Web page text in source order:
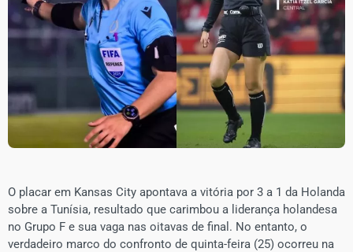
​O placar em Kansas City apontava a vitória por 3 a 1 da Holanda
sobre a Tunísia, resultado que carimbou a liderança holandesa
no Grupo F e sua vaga nas oitavas de final. No entanto, o
verdadeiro marco do confronto de quinta-feira (25) ocorreu na